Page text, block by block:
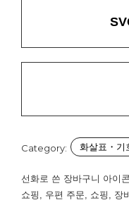
Category: 화살표・기
선화로 쓴 장바구니 아이
쇼핑, 우편 주문, 쇼핑, 장